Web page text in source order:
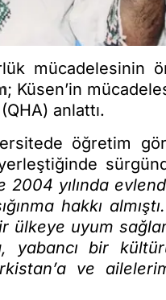
mücadelesinin
; Küsen’in
anlattı.
öğretim
yerleştiğinde
2004 yılında
hakkı
ülkeye uyum
bir
ve